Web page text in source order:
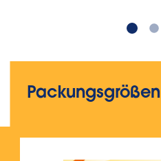
Packungsgrößen